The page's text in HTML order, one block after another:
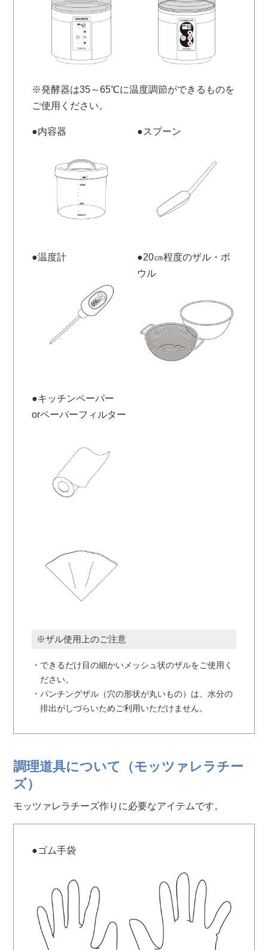
※発酵器は35～65℃に温度調節ができるものを
ご使用ください。
●内容器 ●スプーン
●温度計
●20㎝程度のザル・ボ
ウル
●キッチンペーパー
orペーパーフィルター
※ザル使用上のご注意
・できるだけ目の細かいメッシュ状のザルをご使用く
ださい。
・パンチングザル（穴の形状が丸いもの）は、水分の
排出がしづらいためご利用いただけません。
調理道具について（モッツァレラチー
ズ）
モッツァレラチーズ作りに必要なアイテムです。
●ゴム手袋